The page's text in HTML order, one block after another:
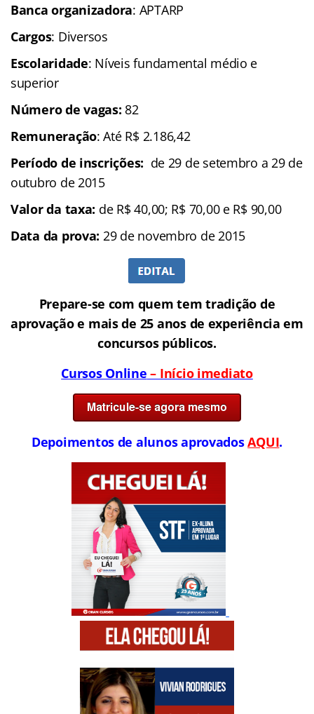
Banca organizadora: APTARP
Cargos: Diversos
Escolaridade: Níveis fundamental médio e
superior
Número de vagas: 82
Remuneração: Até R$ 2.186,42
Período de inscrições: de 29 de setembro a 29 de
outubro de 2015
Valor da taxa: de R$ 40,00; R$ 70,00 e R$ 90,00
Data da prova: 29 de novembro de 2015
Prepare-se com quem tem tradição de
aprovação e mais de 25 anos de experiência em
concursos públicos.
Cursos Online – Início imediato
Depoimentos de alunos aprovadosAQUI.